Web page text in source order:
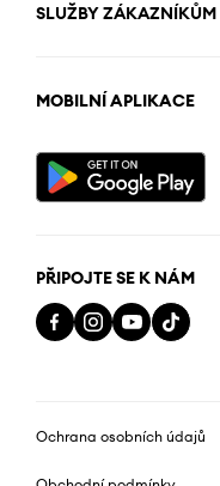
SLUŽBY ZÁKAZNÍKŮM
MOBILNÍ APLIKACE
PŘIPOJTE SE K NÁM
Ochrana osobních údajů